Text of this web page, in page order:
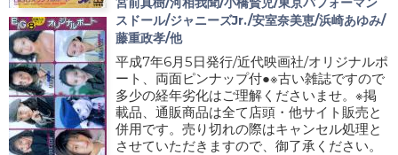
スドール/ジャニーズJr./安室奈美恵/浜崎あゆみ/
藤重政孝/他
平成7年6月5日発行/近代映画社/オリジナルポ
ート、両面ピンナップ付●※古い雑誌ですので
多少の経年劣化はご理解くださいませ。※掲
載品、通販商品は全て店頭・他サイト販売と
併用です。売り切れの際はキャンセル処理と
させていただきますので、御了承ください。